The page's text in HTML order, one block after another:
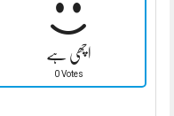
اچھی ہے
0 Votes